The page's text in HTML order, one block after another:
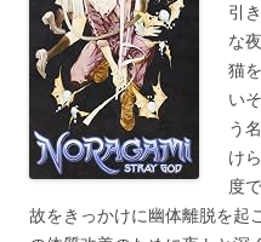
引
な
猫
い
う
け
度
故をきっかけに幽体離脱を起